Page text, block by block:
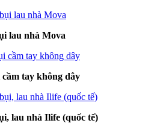
lau nhà Mova
tay không dây
lau nhà Ilife (quốc tế)